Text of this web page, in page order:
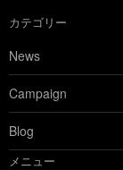
カテゴリー
News
Campaign
Blog
メニュー